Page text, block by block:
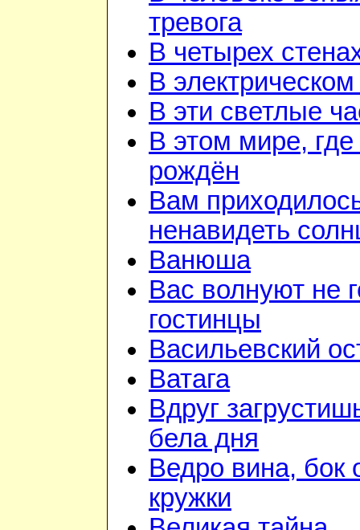
тревога
В четырех
В
В эти светлые
В этом мире,
рождён
Вам
ненавидеть
Ванюша
Вас волнуют не
гостинцы
Васильевский
Ватага
Вдруг
бела дня
Ведро вина, бок
кружки